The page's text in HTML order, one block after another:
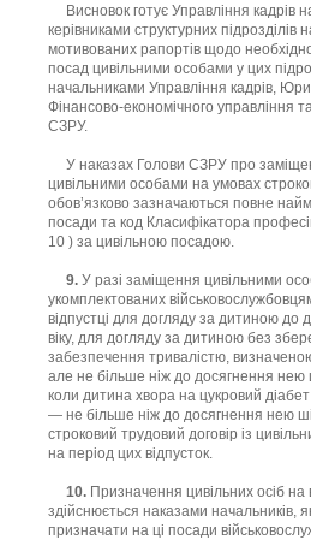
Висновок готує Управління кадрів
керівниками структурних
мотивованих рапортів щодо
посад цивільними особами у цих
начальниками Управління кадрів,
Фінансово-економічного управління
СЗРУ.
У наказах Голови СЗРУ про
цивільними особами на умовах
обов’язково зазначаються повне
посади та код Класифікатора
10 ) за цивільною посадою.
9. У разі заміщення цивільними
укомплектованих
відпустці для догляду за дитиною до
віку, для догляду за дитиною без
забезпечення тривалістю,
але не більше ніж до досягнення нею
коли дитина хвора на цукровий
— не більше ніж до досягнення нею
строковий трудовий договір із
на період цих відпусток.
10. Призначення цивільних осіб на
здійснюється наказами начальників,
призначати на ці посади